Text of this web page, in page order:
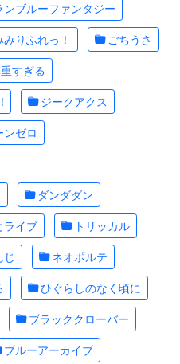
ンブルーファンタジー
りふれっ！ ごちうさ
すぎる
ジークアクス
ンゼロ
ダンダダン
ライブ トリッカル
じ ネオポルテ
ひぐらしのなく頃に
ブラッククローバー
ブルーアーカイブ